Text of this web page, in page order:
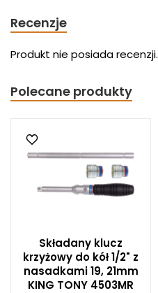
Recenzje
Produkt nie posiada recenzji.
Polecane produkty
Składany klucz
krzyżowy do kół 1/2" z
nasadkami 19, 21mm
KING TONY 4503MR